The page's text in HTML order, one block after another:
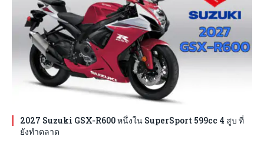
2027 Suzuki GSX-R600 หนึ่งใน SuperSport 599cc 4 สูบ ที่
ยังทำตลาด